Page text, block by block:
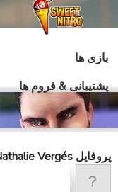
بازی ها
پشتیبانی & فروم ها
پروفایل PatriceNathalie Vergés